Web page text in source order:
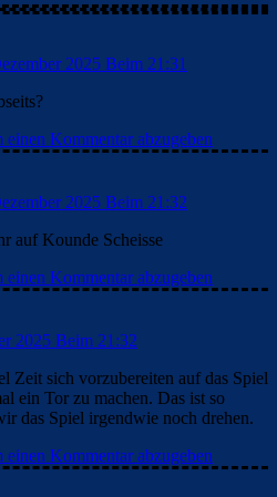
2025 Beim 21:31
Kommentar abzugeben
2025 Beim 21:32
auf Kounde Scheisse
Kommentar abzugeben
2025 Beim 21:32
Zeit sich vorzubereiten auf das Spiel
ein Tor zu machen. Das ist so
das Spiel irgendwie noch drehen.
Kommentar abzugeben